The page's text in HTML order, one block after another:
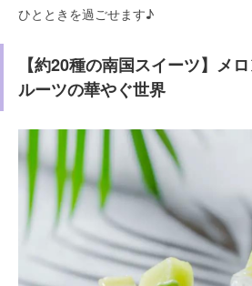
ひとときを過ごせます♪
【約20種の南国スイーツ】メ
ルーツの華やぐ世界